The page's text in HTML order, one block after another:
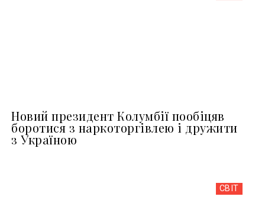
Новий президент Колумбії пообіцяв
боротися з наркоторгівлею і дружити
з Україною
СВІТ